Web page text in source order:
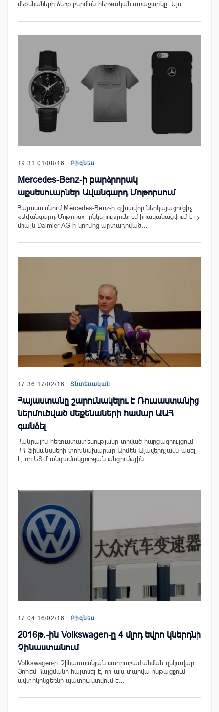
մեքենաների ձեռք բերման հերթական առաջարկը։ Այս…
19:31 01/08/16 | Բիզնես
Mercedes-Benz-ի բարձրորակ
աքսեսուարներ Ավանգարդ Մոթորսում
Հայաստանում Mercedes-Benz-ի գլխավոր ներկայացուցիչ
«Ավանգարդ Մոթորս» ընկերությունում իրականացվում է ոչ
միայն Daimler AG-ի կողմից արտադրված…
17:36 17/02/16 | Տնտեսական
Հայաստանը շարունակելու է Ռուսաստանից
ներմուծված մեքենաների համար ԱԱՀ
գանձել
Հանրային հեռուստատեսությանը տրված հարցազրույցում
ՀՀ ֆինանսների փոխնախարար Արմեն Ալավերդյանն ասել
է, որ ԵՏՄ անդամակցության անցումային…
17:04 16/02/16 | Բիզնես
2016թ․-ին Volkswagen-ը 4 մլրդ եվրո կներդնի
Չինաստանում
Volkswagen-ի Չինաստանյան ստորաբաժանման ղեկավար
Յոհեմ Հայցմանը հայտնել է, որ այս տարվա ընթացքում
ավտոկոնցեռնը պատրաստվում է…